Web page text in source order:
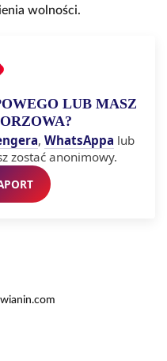
wolności.
LUB MASZ
, WhatsAppa lub
zostać anonimowy.